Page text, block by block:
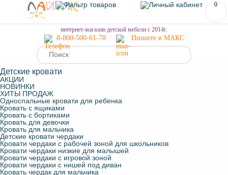
МЕНЮ
0
интернет-магазин детской мебели с 2014г.
8-800-500-61-78 Пишите в МАКС
Детские кровати
АКЦИИ
НОВИНКИ
ХИТЫ ПРОДАЖ
Односпальные кровати для ребенка
Кровать с ящиками
Кровать с бортиками
Кровать для девочки
Кровать для мальчика
Детские кровати чердаки
Кровати чердаки с рабочей зоной для школьников
Кровати чердаки низкие для малышей
Кровати чердаки с игровой зоной
Кровати чердаки с нишей под диван
Кровать чердак для мальчика